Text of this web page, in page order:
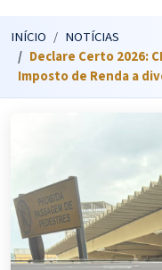
INÍCIO
NOTÍCIAS
Declare Certo 2026:
Imposto de Renda a